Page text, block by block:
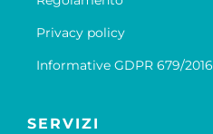
Privacy policy
Informative GDPR 679/2016
SERVIZI